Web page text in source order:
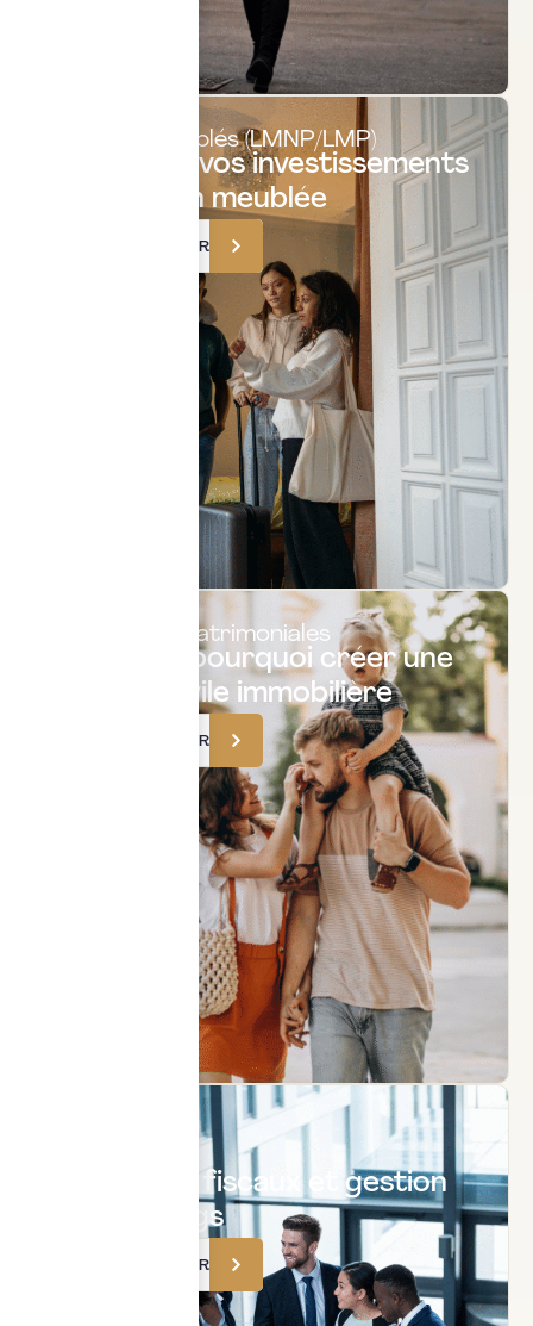
Loueurs meublés (LMNP/LMP)
Optimisez vos investissements
en location meublée
TÉLÉCHARGER
Structures patrimoniales
Quand et pourquoi créer une
société civile immobilière
TÉLÉCHARGER
Avantages fiscaux et gestion
des holdings
TÉLÉCHARGER